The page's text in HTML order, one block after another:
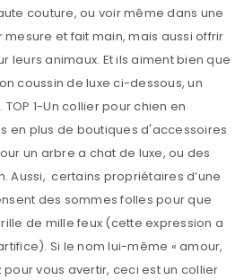
couture, ou voir même dans une
et fait main, mais aussi offrir
leurs animaux. Et ils aiment bien que
coussin de luxe ci-dessous, un
1-Un collier pour chien en
en plus de boutiques d'accessoires
un arbre a chat de luxe, ou des
Aussi, certains propriétaires d’une
des sommes folles pour que
de mille feux (cette expression a
Si le nom lui-même « amour,
vous avertir, ceci est un collier